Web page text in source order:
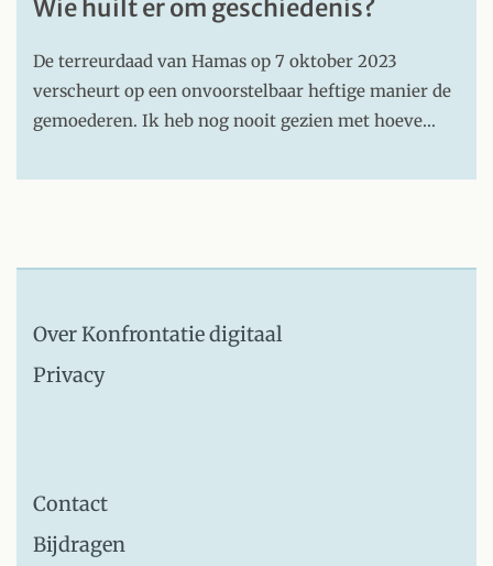
Wie huilt er om geschiedenis?
De terreurdaad van Hamas op 7 oktober 2023
verscheurt op een onvoorstelbaar heftige manier de
gemoederen. Ik heb nog nooit gezien met hoeve…
Over Konfrontatie digitaal
Privacy
Contact
Bijdragen